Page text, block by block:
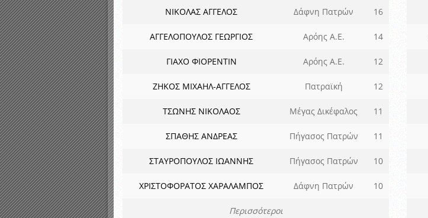
ΝΙΚΟΛΑΣ ΑΓΓΕΛΟΣ Δάφνη Πατρών 16
ΑΓΓΕΛΟΠΟΥΛΟΣ ΓΕΩΡΓΙΟΣ Αρόης Α.Ε. 14
ΓΙΑΧΟ ΦΙΟΡΕΝΤΙΝ Αρόης Α.Ε. 12
ΖΗΚΟΣ ΜΙΧΑΗΛ-ΑΓΓΕΛΟΣ Πατραϊκή 12
ΤΣΩΝΗΣ ΝΙΚΟΛΑΟΣ Μέγας Δικέφαλος 11
ΣΠΑΘΗΣ ΑΝΔΡΕΑΣ Πήγασος Πατρών 11
ΣΤΑΥΡΟΠΟΥΛΟΣ ΙΩΑΝΝΗΣ Πήγασος Πατρών 10
ΧΡΙΣΤΟΦΟΡΑΤΟΣ ΧΑΡΑΛΑΜΠΟΣ Δάφνη Πατρών 10
Περισσότεροι